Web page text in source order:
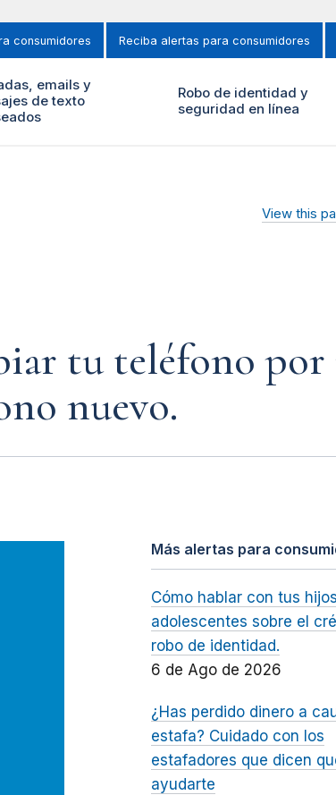
consumidores Reciba alertas para consumidores
emails y
de texto
Robo de identidad y
seguridad en línea
View this
tu teléfono
nuevo.
Más alertas para
Cómo hablar con tus hijos
adolescentes sobre el
robo de identidad.
6 de Ago de 2026
¿Has perdido dinero a
estafa? Cuidado con los
estafadores que dicen
ayudarte